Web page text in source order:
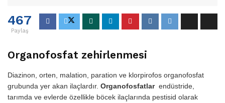
467
Paylaş
Organofosfat zehirlenmesi
Diazinon, orten, malation, paration ve klorpirofos organofosfat
grubunda yer akan ilaçlardır. Organofosfatlarendüstride,
tarımda ve evlerde özellikle böcek ilaçlarında pestisid olarak